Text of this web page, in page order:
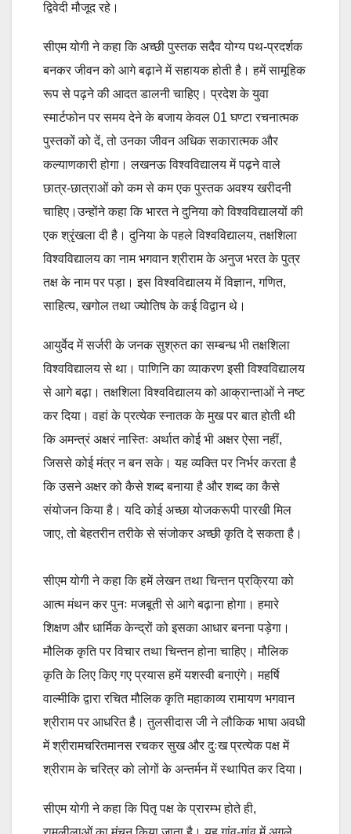
द्विवेदी मौजूद रहे।
सीएम योगी ने कहा कि अच्छी पुस्तक सदैव योग्य पथ-प्रदर्शक
बनकर जीवन को आगे बढ़ाने में सहायक होती है। हमें सामूहिक
रूप से पढ़ने की आदत डालनी चाहिए। प्रदेश के युवा
स्मार्टफोन पर समय देने के बजाय केवल 01 घण्टा रचनात्मक
पुस्तकों को दें, तो उनका जीवन अधिक सकारात्मक और
कल्याणकारी होगा। लखनऊ विश्वविद्यालय में पढ़ने वाले
छात्र-छात्राओं को कम से कम एक पुस्तक अवश्य खरीदनी
चाहिए।उन्होंने कहा कि भारत ने दुनिया को विश्वविद्यालयों की
एक श्रृंखला दी है। दुनिया के पहले विश्वविद्यालय, तक्षशिला
विश्वविद्यालय का नाम भगवान श्रीराम के अनुज भरत के पुत्र
तक्ष के नाम पर पड़ा। इस विश्वविद्यालय में विज्ञान, गणित,
साहित्य, खगोल तथा ज्योतिष के कई विद्वान थे।
आयुर्वेद में सर्जरी के जनक सुश्रुत का सम्बन्ध भी तक्षशिला
विश्वविद्यालय से था। पाणिनि का व्याकरण इसी विश्वविद्यालय
से आगे बढ़ा। तक्षशिला विश्वविद्यालय को आक्रान्ताओं ने नष्ट
कर दिया। वहां के प्रत्येक स्नातक के मुख पर बात होती थी
कि अमन्त्रं अक्षरं नास्तिः अर्थात कोई भी अक्षर ऐसा नहीं,
जिससे कोई मंत्र न बन सके। यह व्यक्ति पर निर्भर करता है
कि उसने अक्षर को कैसे शब्द बनाया है और शब्द का कैसे
संयोजन किया है। यदि कोई अच्छा योजकरूपी पारखी मिल
जाए, तो बेहतरीन तरीके से संजोकर अच्छी कृति दे सकता है।
सीएम योगी ने कहा कि हमें लेखन तथा चिन्तन प्रक्रिया को
आत्म मंथन कर पुनः मजबूती से आगे बढ़ाना होगा। हमारे
शिक्षण और धार्मिक केन्द्रों को इसका आधार बनना पड़ेगा।
मौलिक कृति पर विचार तथा चिन्तन होना चाहिए। मौलिक
कृति के लिए किए गए प्रयास हमें यशस्वी बनाएंगे। महर्षि
वाल्मीकि द्वारा रचित मौलिक कृति महाकाव्य रामायण भगवान
श्रीराम पर आधरित है। तुलसीदास जी ने लौकिक भाषा अवधी
में श्रीरामचरितमानस रचकर सुख और दुःख प्रत्येक पक्ष में
श्रीराम के चरित्र को लोगों के अन्तर्मन में स्थापित कर दिया।
सीएम योगी ने कहा कि पितृ पक्ष के प्रारम्भ होते ही,